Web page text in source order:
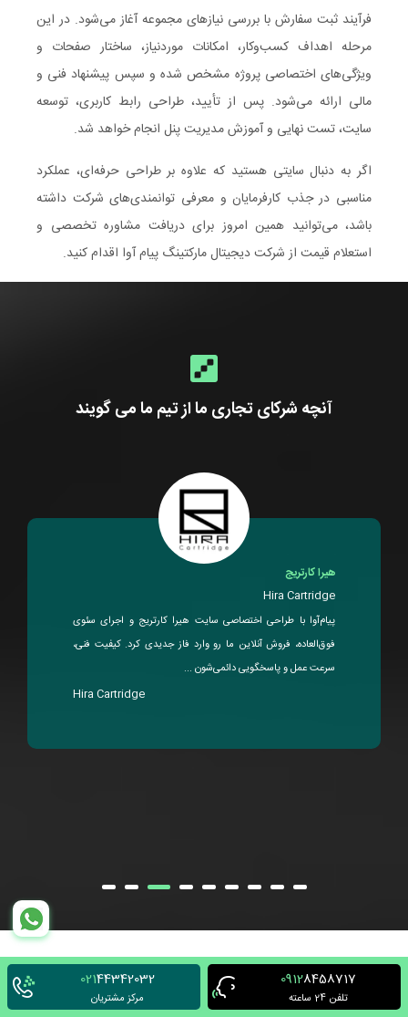
فرآیند ثبت سفارش با بررسی نیازهای مجموعه آغاز می‌شود. در این
مرحله اهداف کسب‌وکار، امکانات موردنیاز، ساختار صفحات و
ویژگی‌های اختصاصی پروژه مشخص شده و سپس پیشنهاد فنی و
مالی ارائه می‌شود. پس از تأیید، طراحی رابط کاربری، توسعه
سایت، تست نهایی و آموزش مدیریت پنل انجام خواهد شد.
اگر به دنبال سایتی هستید که علاوه بر طراحی حرفه‌ای، عملکرد
مناسبی در جذب کارفرمایان و معرفی توانمندی‌های شرکت داشته
باشد، می‌توانید همین امروز برای دریافت مشاوره تخصصی و
استعلام قیمت از شرکت دیجیتال مارکتینگ پیام آوا اقدام کنید.
آنچه شرکای تجاری ما از تیم ما می گویند
هیرا کارتریج
Hira Cartridge
پیام‌آوا با طراحی اختصاصی سایت هیرا کارتریج و اجرای سئوی
فوق‌العاده، فروش آنلاین ما رو وارد فاز جدیدی کرد. کیفیت فنی،
سرعت عمل و پاسخگویی دائمی‌شون ...
Hira Cartridge
09128458717
تلفن 24 ساعته
02144342032
مرکز مشتریان